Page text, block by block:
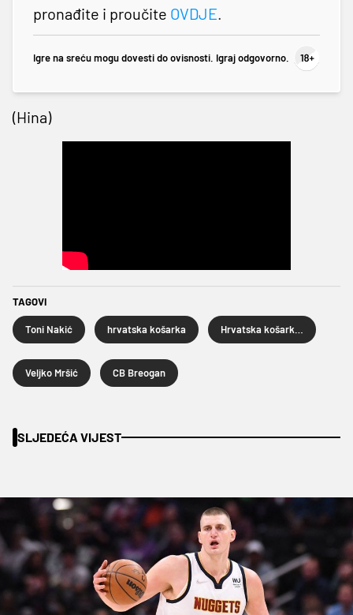
pronađite i proučite OVDJE.
Igre na sreću mogu dovesti do ovisnosti. Igraj odgovorno.
(Hina)
TAGOVI
Toni Nakić hrvatska košarka
Veljko Mršić CB Breogan
SLJEDEĆA VIJEST